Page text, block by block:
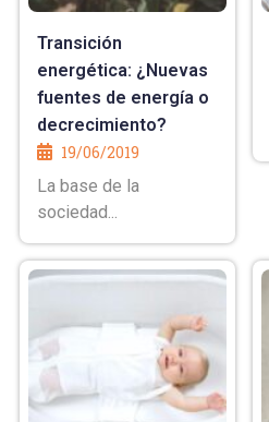
Transición
energética: ¿Nuevas
fuentes de energía o
decrecimiento?
19/06/2019
La base de la
sociedad...